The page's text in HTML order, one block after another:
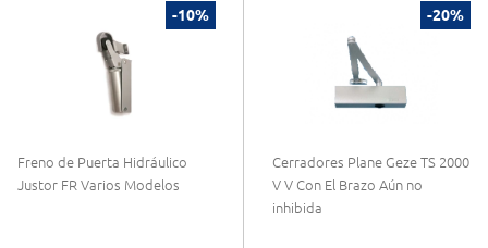
-10%
Freno de Puerta Hidráulico
Justor FR Varios Modelos
-20%
Cerradores Plane Geze TS 2000
V V Con El Brazo Aún no
inhibida